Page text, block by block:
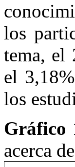
los
tema, el
el
los
Gráfico
acerca